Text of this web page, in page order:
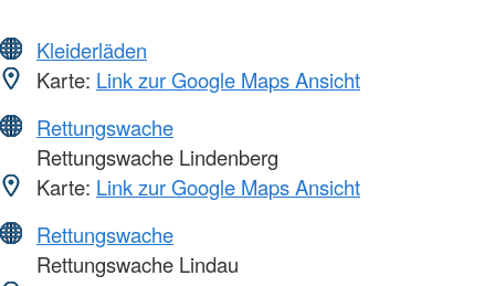
Kleiderläden
Karte: Link zur Google Maps Ansicht
Rettungswache
Rettungswache Lindenberg
Karte: Link zur Google Maps Ansicht
Rettungswache
Rettungswache Lindau